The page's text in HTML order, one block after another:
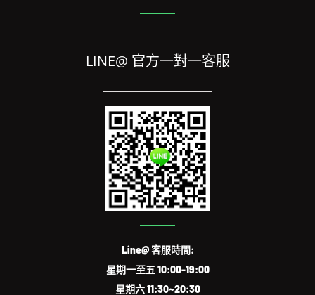
Line@ 客服時間:
星期一至五 10:00-19:00
星期六 11:30~20:30
Line ID: @US3C (不要忘記‘@’哦~)